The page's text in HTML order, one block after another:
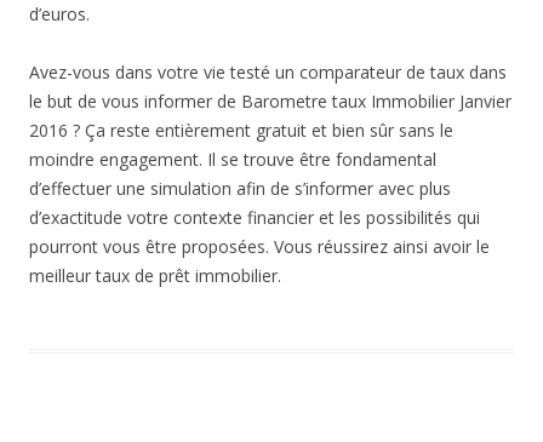
d’euros.
Avez-vous dans votre vie testé un comparateur de taux dans
le but de vous informer de Barometre taux Immobilier Janvier
2016 ? Ça reste entièrement gratuit et bien sûr sans le
moindre engagement. Il se trouve être fondamental
d’effectuer une simulation afin de s’informer avec plus
d’exactitude votre contexte financier et les possibilités qui
pourront vous être proposées. Vous réussirez ainsi avoir le
meilleur taux de prêt immobilier.